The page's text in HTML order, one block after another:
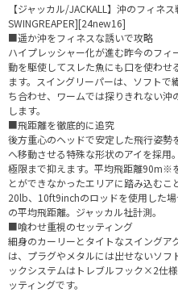
【ジャッカル/JACKALL】沖のフィネ
SWINGREAPER][24new16]
■遥か沖をフィネスな誘いで攻略
ハイプレッシャー化が進む昨今のフ
動を駆使してスレた魚にも口を使わせ
ます。スイングリーパーは、ソフト
ち合わせ、ワームでは探りきれない
します。
■飛距離を徹底的に追究
後方重心のヘッドで安定した飛行姿
へ移動させる特殊な形状のアイを採
極限まで抑えます。平均飛距離90m※
とができなかったエリアに踏み込む
20lb、10ft9inchのロッドを使用した
の平均飛距離。ジャッカル社計測。
■喰わせ重視のセッティング
細身のカーリーとタイトなスイングア
は、プラグやメタルには出せないソ
ックシステムはトレブルフック×2仕
ッティングです。